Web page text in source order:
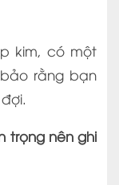
kim, có một
rằng bạn
trọng nên ghi